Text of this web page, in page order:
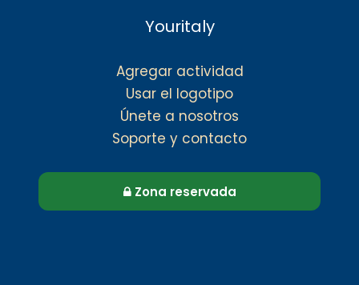
Youritaly
Agregar actividad
Usar el logotipo
Únete a nosotros
Soporte y contacto
Zona reservada